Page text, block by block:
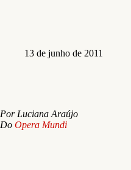
13 de junho de 2011
Por Luciana Araújo
Do Opera Mundi